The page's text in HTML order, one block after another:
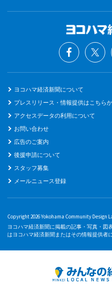
ヨコハマ経済新聞について
プレスリリース・情報提供はこちら
アクセスデータの利用について
お問い合わせ
広告のご案内
後援申請について
スタッフ募集
メールニュース登録
Copyright 2026 Yokohama Community Design
ヨコハマ経済新聞に掲載の記事・写真・図
はヨコハマ経済新聞またはその情報提供者